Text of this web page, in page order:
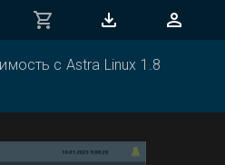
бесплатного ПО
с Astra Linux 1.8